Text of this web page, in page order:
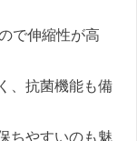
で伸縮性が高
、抗菌機能も備
ちやすいのも魅